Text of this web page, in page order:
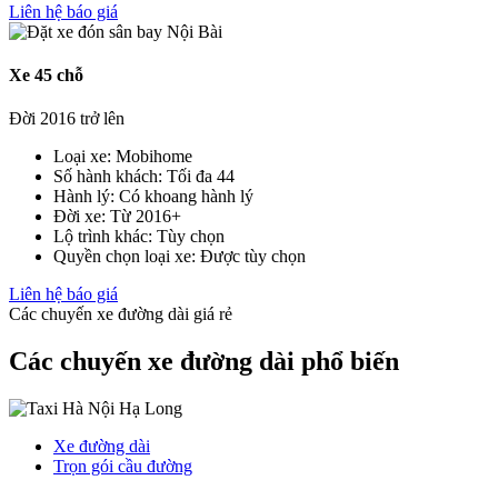
Liên hệ báo giá
Xe 45 chỗ
Đời 2016 trở lên
Loại xe: Mobihome
Số hành khách: Tối đa 44
Hành lý: Có khoang hành lý
Đời xe: Từ 2016+
Lộ trình khác: Tùy chọn
Quyền chọn loại xe: Được tùy chọn
Liên hệ báo giá
Các chuyến xe đường dài giá rẻ
Các chuyến xe đường dài phổ biến
Xe đường dài
Trọn gói cầu đường